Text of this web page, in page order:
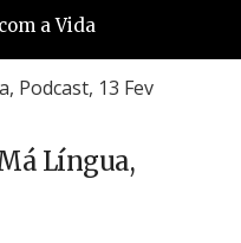
Língua,